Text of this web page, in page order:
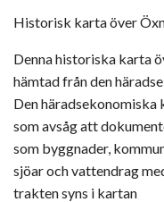
Historisk karta över
Denna historiska karta
hämtad från den
Den häradsekonomiska
som avsåg att
som byggnader,
sjöar och vattendrag
trakten syns i kartan